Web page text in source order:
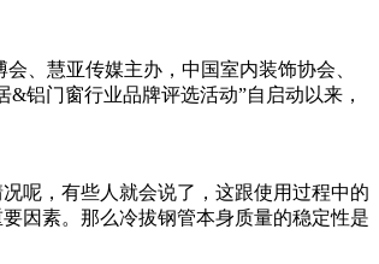
、慧亚传媒主办，中国室内装饰协会、
铝门窗行业品牌评选活动”自启动以来，
呢，有些人就会说了，这跟使用过程中的
因素。那么冷拔钢管本身质量的稳定性是